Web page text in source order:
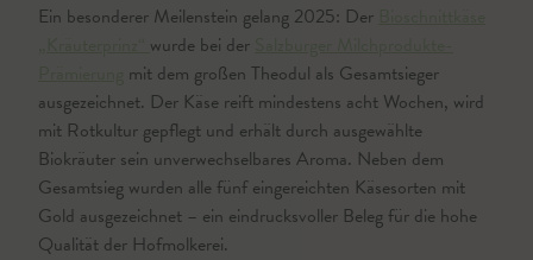
Ein besonderer Meilenstein gelang 2025: Der
wurde bei der
mit dem großen Theodul als Gesamtsieger
ausgezeichnet. Der Käse reift mindestens acht Wochen, wird
mit Rotkultur gepflegt und erhält durch ausgewählte
Biokräuter sein unverwechselbares Aroma. Neben dem
Gesamtsieg wurden alle fünf eingereichten Käsesorten mit
Gold ausgezeichnet – ein eindrucksvoller Beleg für die hohe
Qualität der Hofmolkerei.